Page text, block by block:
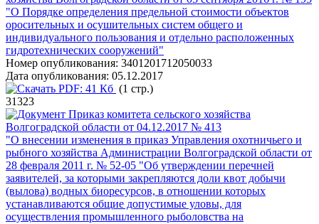
"О Порядке определения предельной стоимости объектов
оросительных и осушительных систем общего и
индивидуального пользования и отдельно расположенных
гидротехнических сооружений"
Номер опубликования: 3401201712050033
Дата опубликования: 05.12.2017
PDF: 41 Кб (1 стр.)
31323
Приказ комитета сельского хозяйства
Волгоградской области от 04.12.2017 № 413
"О внесении изменения в приказ Управления охотничьего и
рыбного хозяйства Администрации Волгоградской области от
28 февраля 2011 г. № 52-05 "Об утверждении перечней
заявителей, за которыми закрепляются доли квот добычи
(вылова) водных биоресурсов, в отношении которых
устанавливаются общие допустимые уловы, для
осуществления промышленного рыболовства на